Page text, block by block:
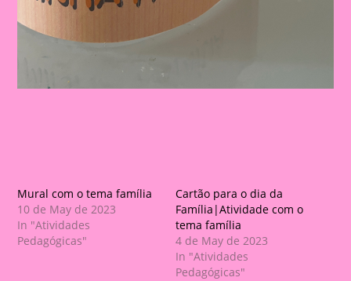
Mural com o tema família
10 de May de 2023
In "Atividades
Pedagógicas"
Cartão para o dia da
Família|Atividade com o
tema família
4 de May de 2023
In "Atividades
Pedagógicas"